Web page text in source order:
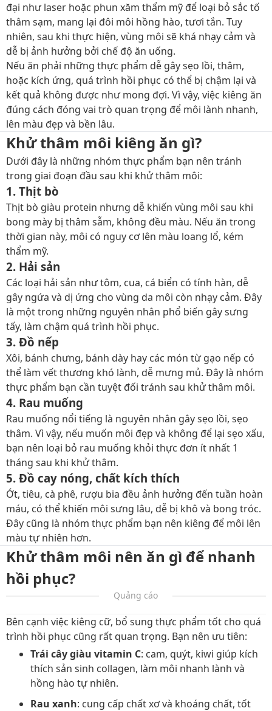
đại như laser hoặc phun xăm thẩm mỹ để loại bỏ sắc tố
thâm sạm, mang lại đôi môi hồng hào, tươi tắn. Tuy
nhiên, sau khi thực hiện, vùng môi sẽ khá nhạy cảm và
dễ bị ảnh hưởng bởi chế độ ăn uống.
Nếu ăn phải những thực phẩm dễ gây sẹo lồi, thâm,
hoặc kích ứng, quá trình hồi phục có thể bị chậm lại và
kết quả không được như mong đợi. Vì vậy, việc kiêng ăn
đúng cách đóng vai trò quan trọng để môi lành nhanh,
lên màu đẹp và bền lâu.
Khử thâm môi kiêng ăn gì?
Dưới đây là những nhóm thực phẩm bạn nên tránh
trong giai đoạn đầu sau khi khử thâm môi:
1. Thịt bò
Thịt bò giàu protein nhưng dễ khiến vùng môi sau khi
bong mày bị thâm sẫm, không đều màu. Nếu ăn trong
thời gian này, môi có nguy cơ lên màu loang lổ, kém
thẩm mỹ.
2. Hải sản
Các loại hải sản như tôm, cua, cá biển có tính hàn, dễ
gây ngứa và dị ứng cho vùng da môi còn nhạy cảm. Đây
là một trong những nguyên nhân phổ biến gây sưng
tấy, làm chậm quá trình hồi phục.
3. Đồ nếp
Xôi, bánh chưng, bánh dày hay các món từ gạo nếp có
thể làm vết thương khó lành, dễ mưng mủ. Đây là nhóm
thực phẩm bạn cần tuyệt đối tránh sau khử thâm môi.
4. Rau muống
Rau muống nổi tiếng là nguyên nhân gây sẹo lồi, sẹo
thâm. Vì vậy, nếu muốn môi đẹp và không để lại sẹo xấu,
bạn nên loại bỏ rau muống khỏi thực đơn ít nhất 1
tháng sau khi khử thâm.
5. Đồ cay nóng, chất kích thích
Ớt, tiêu, cà phê, rượu bia đều ảnh hưởng đến tuần hoàn
máu, có thể khiến môi sưng lâu, dễ bị khô và bong tróc.
Đây cũng là nhóm thực phẩm bạn nên kiêng để môi lên
màu tự nhiên hơn.
Khử thâm môi nên ăn gì để nhanh
hồi phục?
Quảng cáo
Bên cạnh việc kiêng cữ, bổ sung thực phẩm tốt cho quá
trình hồi phục cũng rất quan trọng. Bạn nên ưu tiên:
Trái cây giàu vitamin C: cam, quýt, kiwi giúp kích
thích sản sinh collagen, làm môi nhanh lành và
hồng hào tự nhiên.
Rau xanh: cung cấp chất xơ và khoáng chất, tốt